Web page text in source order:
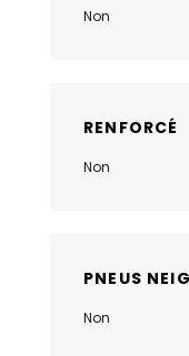
Non
RENFORCÉ
Non
PNEUS
Non